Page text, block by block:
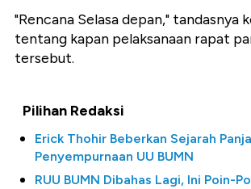
"Rencana Selasa depan," tandasnya
tentang kapan pelaksanaan rapat
tersebut.
Pilihan Redaksi
Erick Thohir Beberkan Sejarah
Penyempurnaan UU BUMN
RUU BUMN Dibahas Lagi, Ini Poin-